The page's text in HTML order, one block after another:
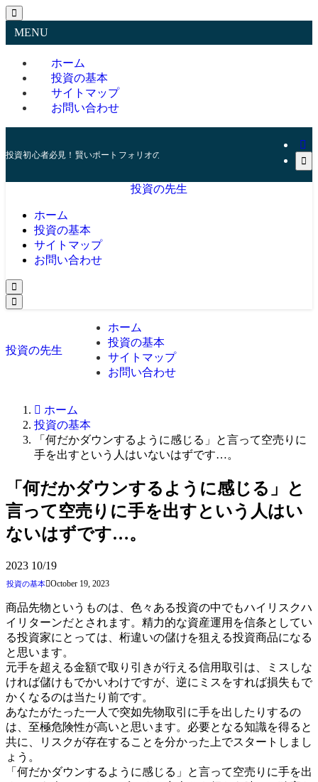
MENU
ホーム
投資の基本
サイトマップ
お問い合わせ
投資初心者必見！賢いポートフォリオの組み方とリスク管理の秘訣
投資の先生
ホーム
投資の基本
サイトマップ
お問い合わせ
投資の先生
ホーム
投資の基本
サイトマップ
お問い合わせ
ホーム
投資の基本
「何だかダウンするように感じる」と言って空売りに
手を出すという人はいないはずです…。
「何だかダウンするように感じる」と
言って空売りに手を出すという人はい
ないはずです…。
2023 10/19
投資の基本 October 19, 2023
商品先物というものは、色々ある投資の中でもハイリスクハ
イリターンだとされます。精力的な資産運用を信条としてい
る投資家にとっては、桁違いの儲けを狙える投資商品になる
と思います。
元手を超える金額で取り引きが行える信用取引は、ミスしな
ければ儲けもでかいわけですが、逆にミスをすれば損失もで
かくなるのは当たり前です。
あなたがたった一人で突如先物取引に手を出したりするの
は、至極危険性が高いと思います。必要となる知識を得ると
共に、リスクが存在することを分かった上でスタートしまし
ょう。
「何だかダウンするように感じる」と言って空売りに手を出